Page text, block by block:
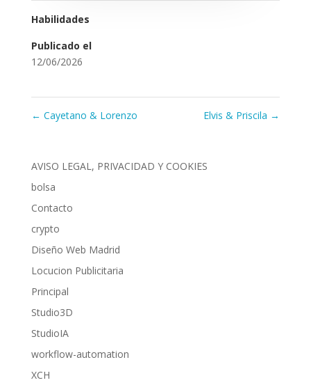
Habilidades
Publicado el
12/06/2026
← Cayetano & Lorenzo Elvis & Priscila →
AVISO LEGAL, PRIVACIDAD Y COOKIES
bolsa
Contacto
crypto
Diseño Web Madrid
Locucion Publicitaria
Principal
Studio3D
StudioIA
workflow-automation
XCH